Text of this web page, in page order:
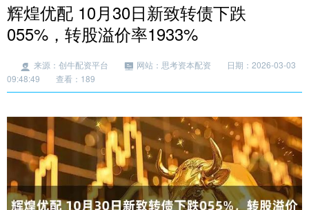
辉煌优配 10月30日新致转债下跌
055%，转股溢价率1933%
来源：创牛配资平台 网站：思考资本配资
日期：2026-03-03
09:48:49
查看：189